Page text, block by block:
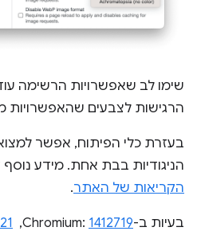
שימו לב שאפשרויות הרשימה
הרגישות לצבעים שהאפשרויות
בעזרת כלי הפיתוח, אפשר
הניגודיות בבת אחת. מידע
הקריאות של האתר.
בעיות ב-Chromium:1412719
, ‏